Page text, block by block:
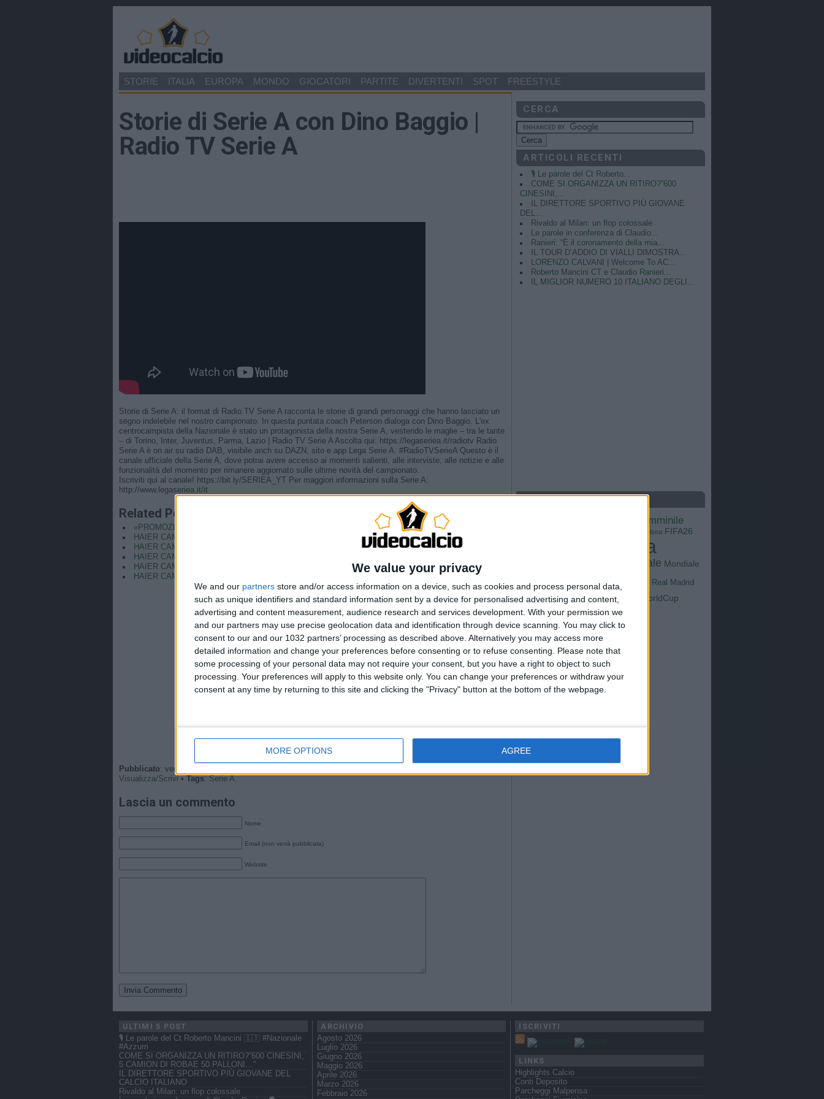
We value your privacy
We and our partners store and/or access information on a device, such as cookies and process personal data,
such as unique identifiers and standard information sent by a device for personalised advertising and content,
advertising and content measurement, audience research and services development. With your permission we
and our partners may use precise geolocation data and identification through device scanning. You may click to
consent to our and our 1032 partners’ processing as described above. Alternatively you may access more
detailed information and change your preferences before consenting or to refuse consenting.
Please note that
some processing of your personal data may not require your consent, but you have a right to object to such
processing. Your preferences will apply to this website only. You can change your preferences or withdraw your
consent at any time by returning to this site and clicking the "Privacy" button at the bottom of the webpage.
MORE OPTIONS AGREE
STORIE ITALIA EUROPA MONDO GIOCATORI PARTITE DIVERTENTI SPOT FREESTYLE
Storie di Serie A con Dino Baggio |
Radio TV Serie A
Storie di Serie A: il format di Radio TV Serie A racconta le storie di grandi personaggi che hanno lasciato un
segno indelebile nel nostro campionato. In questa puntata coach Peterson dialoga con Dino Baggio. L'ex
centrocampista della Nazionale è stato un protagonista della nostra Serie A, vestendo le maglie – tra le tante
– di Torino, Inter, Juventus, Parma, Lazio | Radio TV Serie A Ascolta qui: https://legaseriea.it/radiotv Radio
Serie A è on air su radio DAB, visibile anch su DAZN, sito e app Lega Serie A. #RadioTVSerieA Questo è il
canale ufficiale della Serie A, dove potrai avere accesso ai momenti salienti, alle interviste, alle notizie e alle
funzionalità del momento per rimanere aggiornato sulle ultime novità del campionato.
Iscriviti qui al canale! https://bit.ly/SERIEA_YT Per maggiori informazioni sulla Serie A:
http://www.legaseriea.it/it
Related Posts
«PROMOZIONE IN SERIE A? STANOTTE NON HO DORMITO NIENTE!»
HAIER CAM | REF CAM POV: You Are The Referee in Lazio-Pisa
HAIER CAM | REF CAM POV: You Are The Referee in Torino-Juventus
HAIER CAM | REF CAM POV: You Are The Referee in Cremonese-Como
HAIER CAM | REF CAM POV: You Are The Referee in Bologna-Inter
HAIER CAM | REF CAM POV: You Are The Referee in Lecce-Genoa
--- Pubblicità ---
--- Pubblicità ---
Pubblicato: venerdì, 5 Dicembre 2025 - 12:30 da Istvan in
Visualizza/Scrivi • Tags: Serie A.
Lascia un commento
Nome
Email (non verrà pubblicata)
Website
CERCA
ARTICOLI RECENTI
🎙️ Le parole del Ct Roberto...
COME SI ORGANIZZA UN RITIRO?”600
CINESINI,...
IL DIRETTORE SPORTIVO PIÙ GIOVANE
DEL...
Rivaldo al Milan: un flop colossale
Le parole in conferenza di Claudio...
Ranieri: “È il coronamento della mia...
IL TOUR D’ADDIO DI VIALLI DIMOSTRA...
LORENZO CALVANI | Welcome To AC...
Roberto Mancini CT e Claudio Ranieri...
IL MIGLIOR NUMERO 10 ITALIANO DEGLI...
TAGS
calcio femminile
Chelsea FIFA26
Italia
Mondiale Mondiale
2026
Nazionale Real Madrid
Roma Sampdoria Serie A
WorldCup
WorldCup2026
ULTIMI 5 POST
🎙️ Le parole del Ct Roberto Mancini 🇮🇹 #Nazionale
#Azzurri
COME SI ORGANIZZA UN RITIRO?”600 CINESINI,
5 CAMION DI ROBAE 50 PALLONI…”
IL DIRETTORE SPORTIVO PIÙ GIOVANE DEL
CALCIO ITALIANO
Rivaldo al Milan: un flop colossale
ARCHIVIO
Agosto 2026
Luglio 2026
Giugno 2026
Maggio 2026
Aprile 2026
Marzo 2026
Febbraio 2026
ISCRIVITI
LINKS
Highlights Calcio
Conti Deposito
Parcheggi Malpensa